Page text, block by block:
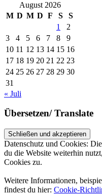
August 2026
M D M D F S
S
1
2
3
4 5 6 7 8
9
10 11 12 13 14 15 16
17 18 19 20 21 22 23
24 25 26 27 28 29 30
31
« Juli
Übersetzen/ Translate
Datenschutz und Cookies:
du die Website weiterhin
Cookies zu.
Weitere Informationen,
findest du hier: Cookie-